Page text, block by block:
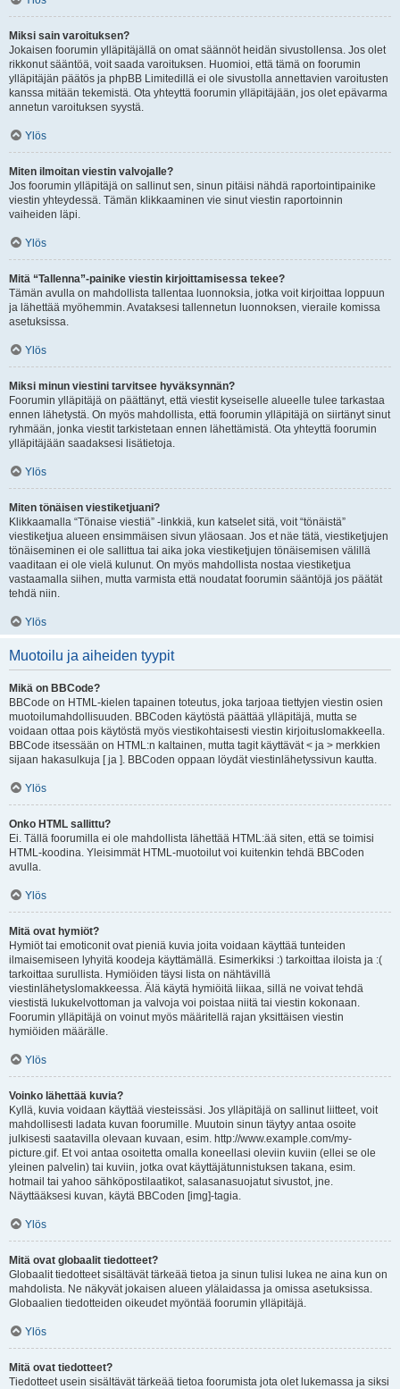
Miksi sain varoituksen?
Jokaisen foorumin ylläpitäjällä on omat säännöt heidän sivustollensa. Jos olet
rikkonut sääntöä, voit saada varoituksen. Huomioi, että tämä on foorumin
ylläpitäjän päätös ja phpBB Limitedillä ei ole sivustolla annettavien varoitusten
kanssa mitään tekemistä. Ota yhteyttä foorumin ylläpitäjään, jos olet epävarma
annetun varoituksen syystä.
Ylös
Miten ilmoitan viestin valvojalle?
Jos foorumin ylläpitäjä on sallinut sen, sinun pitäisi nähdä raportointipainike
viestin yhteydessä. Tämän klikkaaminen vie sinut viestin raportoinnin
vaiheiden läpi.
Ylös
Mitä “Tallenna”-painike viestin kirjoittamisessa tekee?
Tämän avulla on mahdollista tallentaa luonnoksia, jotka voit kirjoittaa loppuun
ja lähettää myöhemmin. Avataksesi tallennetun luonnoksen, vieraile komissa
asetuksissa.
Ylös
Miksi minun viestini tarvitsee hyväksynnän?
Foorumin ylläpitäjä on päättänyt, että viestit kyseiselle alueelle tulee tarkastaa
ennen lähetystä. On myös mahdollista, että foorumin ylläpitäjä on siirtänyt sinut
ryhmään, jonka viestit tarkistetaan ennen lähettämistä. Ota yhteyttä foorumin
ylläpitäjään saadaksesi lisätietoja.
Ylös
Miten tönäisen viestiketjuani?
Klikkaamalla “Tönaise viestiä” -linkkiä, kun katselet sitä, voit “tönäistä”
viestiketjua alueen ensimmäisen sivun yläosaan. Jos et näe tätä, viestiketjujen
tönäiseminen ei ole sallittua tai aika joka viestiketjujen tönäisemisen välillä
vaaditaan ei ole vielä kulunut. On myös mahdollista nostaa viestiketjua
vastaamalla siihen, mutta varmista että noudatat foorumin sääntöjä jos päätät
tehdä niin.
Ylös
Muotoilu ja aiheiden tyypit
Mikä on BBCode?
BBCode on HTML-kielen tapainen toteutus, joka tarjoaa tiettyjen viestin osien
muotoilumahdollisuuden. BBCoden käytöstä päättää ylläpitäjä, mutta se
voidaan ottaa pois käytöstä myös viestikohtaisesti viestin kirjoituslomakkeella.
BBCode itsessään on HTML:n kaltainen, mutta tagit käyttävät < ja > merkkien
sijaan hakasulkuja [ ja ]. BBCoden oppaan löydät viestinlähetyssivun kautta.
Ylös
Onko HTML sallittu?
Ei. Tällä foorumilla ei ole mahdollista lähettää HTML:ää siten, että se toimisi
HTML-koodina. Yleisimmät HTML-muotoilut voi kuitenkin tehdä BBCoden
avulla.
Ylös
Mitä ovat hymiöt?
Hymiöt tai emoticonit ovat pieniä kuvia joita voidaan käyttää tunteiden
ilmaisemiseen lyhyitä koodeja käyttämällä. Esimerkiksi :) tarkoittaa iloista ja :(
tarkoittaa surullista. Hymiöiden täysi lista on nähtävillä
viestinlähetyslomakkeessa. Älä käytä hymiöitä liikaa, sillä ne voivat tehdä
viestistä lukukelvottoman ja valvoja voi poistaa niitä tai viestin kokonaan.
Foorumin ylläpitäjä on voinut myös määritellä rajan yksittäisen viestin
hymiöiden määrälle.
Ylös
Voinko lähettää kuvia?
Kyllä, kuvia voidaan käyttää viesteissäsi. Jos ylläpitäjä on sallinut liitteet, voit
mahdollisesti ladata kuvan foorumille. Muutoin sinun täytyy antaa osoite
julkisesti saatavilla olevaan kuvaan, esim. http://www.example.com/my-
picture.gif. Et voi antaa osoitetta omalla koneellasi oleviin kuviin (ellei se ole
yleinen palvelin) tai kuviin, jotka ovat käyttäjätunnistuksen takana, esim.
hotmail tai yahoo sähköpostilaatikot, salasanasuojatut sivustot, jne.
Näyttääksesi kuvan, käytä BBCoden [img]-tagia.
Ylös
Mitä ovat globaalit tiedotteet?
Globaalit tiedotteet sisältävät tärkeää tietoa ja sinun tulisi lukea ne aina kun on
mahdolista. Ne näkyvät jokaisen alueen ylälaidassa ja omissa asetuksissa.
Globaalien tiedotteiden oikeudet myöntää foorumin ylläpitäjä.
Ylös
Mitä ovat tiedotteet?
Tiedotteet usein sisältävät tärkeää tietoa foorumista jota olet lukemassa ja siksi